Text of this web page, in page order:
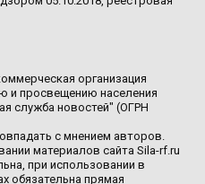
организация
и просвещению населения
служба новостей" (ОГРН
с мнением авторов.
материалов сайта Sila-rf.ru
при использовании в
обязательна прямая